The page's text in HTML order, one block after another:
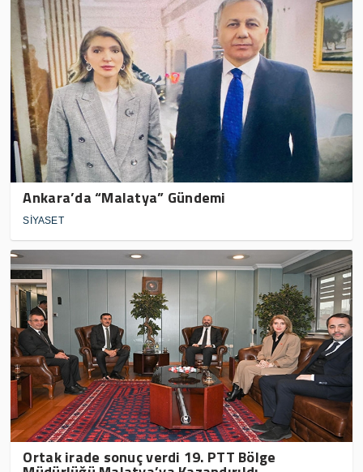
Ankara’da “Malatya” Gündemi
SİYASET
Ortak irade sonuç verdi 19. PTT Bölge